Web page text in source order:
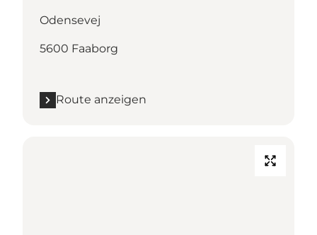
Odensevej
5600 Faaborg
Route anzeigen